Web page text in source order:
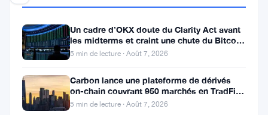
Bitcoin
l’Ethereum,
les
Un cadre d’OKX doute du Clarity Act avant
les midterms et craint une chute du Bitcoin
à 55 000 $
5 min de lecture · Août 7, 2026
Carbon lance une plateforme de dérivés
on-chain couvrant 950 marchés en TradFi et
crypto
5 min de lecture · Août 7, 2026